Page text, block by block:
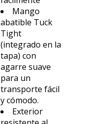
Mango
abatible Tuck
Tight
(integrado en la
tapa) con
agarre suave
para un
transporte fácil
y cómodo.
Exterior